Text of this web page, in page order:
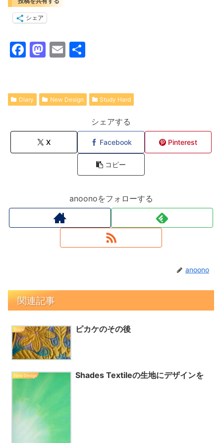
シェア
F
e
o
M
o
o
n
E
l
Diary New Design Study Hard
シェアする
X Facebook Pinterest
コピー
anoonoをフォローする
anoono
関連記事
Diary ピカケのその後
New Design Shades Textileの生地にデザインを